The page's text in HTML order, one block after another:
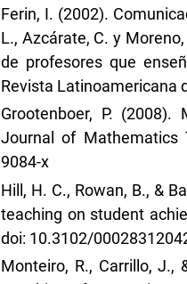
Ferin, I. (2002).
L., Azcárate, C. y
de profesores que
Revista Latinoamericana
Grootenboer, P.
Journal of Mathematics
9084-x
Hill, H. C., Rowan, B., &
teaching on student
doi: 10.3102/
Monteiro, R., Carrillo, J.,